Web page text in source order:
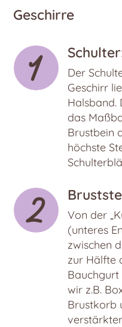
Geschirre
Der
Geschirr
Halsband.
das
Brustbein
höchste
Von der
(unteres
zwischen
zur Hälfte
Bauchgurt
wir z.B.
Brustkorb